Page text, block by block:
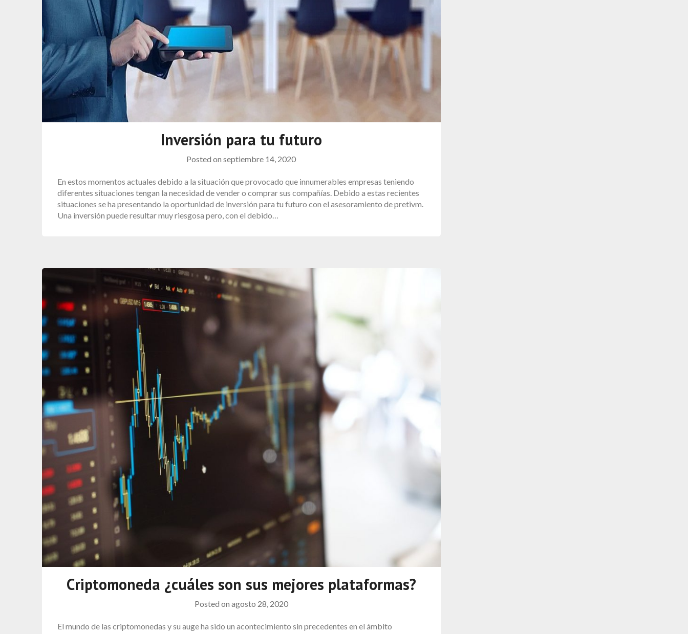
Inversión para tu futuro
Posted onseptiembre 14, 2020
En estos momentos actuales debido a la situación que provocado que innumerables empresas teniendo
diferentes situaciones tengan la necesidad de vender o comprar sus compañías. Debido a estas recientes
situaciones se ha presentando la oportunidad de inversión para tu futuro con el asesoramiento de pretivm.
Una inversión puede resultar muy riesgosa pero, con el debido…
Criptomoneda ¿cuáles son sus mejores plataformas?
Posted on agosto 28, 2020
El mundo de las criptomonedas y su auge ha sido un acontecimiento sin precedentes en el ámbito